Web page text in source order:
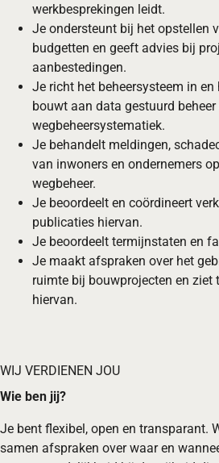
werkbesprekingen leidt.
Je ondersteunt bij het opstellen
budgetten en geeft advies bij
aanbestedingen.
Je richt het beheersysteem in
bouwt aan data gestuurd
wegbeheersystematiek.
Je behandelt meldingen,
van inwoners en ondernemers
wegbeheer.
Je beoordeelt en coördineert
publicaties hiervan.
Je beoordeelt termijnstaten en
Je maakt afspraken over het
ruimte bij bouwprojecten en ziet
hiervan.
WIJ VERDIENEN JOU
Wie ben jij?
Je bent flexibel, open en transparant.
samen afspraken over waar en